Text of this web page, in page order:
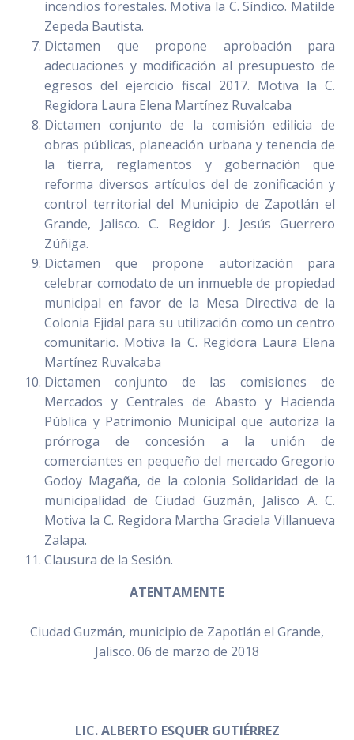
incendios forestales. Motiva la C. Síndico. Matilde
Zepeda Bautista.
Dictamen que propone aprobación para
adecuaciones y modificación al presupuesto de
egresos del ejercicio fiscal 2017. Motiva la C.
Regidora Laura Elena Martínez Ruvalcaba
Dictamen conjunto de la comisión edilicia de
obras públicas, planeación urbana y tenencia de
la tierra, reglamentos y gobernación que
reforma diversos artículos del de zonificación y
control territorial del Municipio de Zapotlán el
Grande, Jalisco. C. Regidor J. Jesús Guerrero
Zúñiga.
Dictamen que propone autorización para
celebrar comodato de un inmueble de propiedad
municipal en favor de la Mesa Directiva de la
Colonia Ejidal para su utilización como un centro
comunitario. Motiva la C. Regidora Laura Elena
Martínez Ruvalcaba
Dictamen conjunto de las comisiones de
Mercados y Centrales de Abasto y Hacienda
Pública y Patrimonio Municipal que autoriza la
prórroga de concesión a la unión de
comerciantes en pequeño del mercado Gregorio
Godoy Magaña, de la colonia Solidaridad de la
municipalidad de Ciudad Guzmán, Jalisco A. C.
Motiva la C. Regidora Martha Graciela Villanueva
Zalapa.
Clausura de la Sesión.
ATENTAMENTE
Ciudad Guzmán, municipio de Zapotlán el Grande,
Jalisco. 06 de marzo de 2018
LIC. ALBERTO ESQUER GUTIÉRREZ